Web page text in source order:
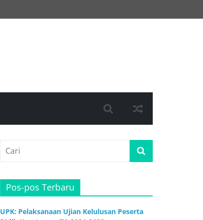
Pos-pos Terbaru
UPK: Pelaksanaan Ujian Kelulusan Peserta